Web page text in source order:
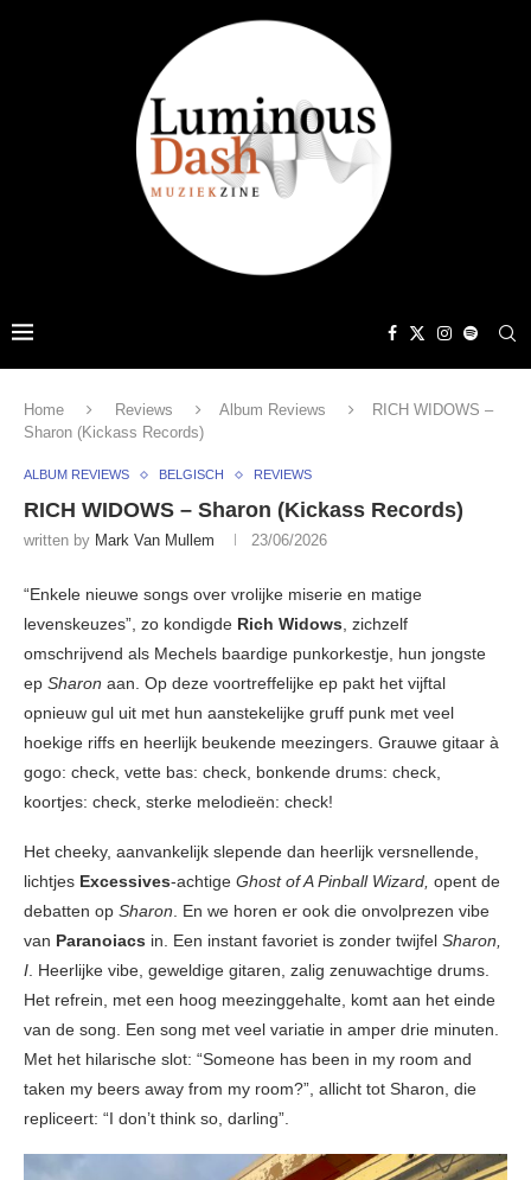
Home Reviews Album Reviews
RICH WIDOWS –
Sharon (Kickass Records)
ALBUM REVIEWS BELGISCH REVIEWS
RICH WIDOWS – Sharon (Kickass Records)
written by Mark Van Mullem 23/06/2026
“Enkele nieuwe songs over vrolijke miserie en matige
levenskeuzes”, zo kondigde Rich Widows, zichzelf
omschrijvend als Mechels baardige punkorkestje, hun jongste
ep Sharon aan. Op deze voortreffelijke ep pakt het vijftal
opnieuw gul uit met hun aanstekelijke gruff punk met veel
hoekige riffs en heerlijk beukende meezingers. Grauwe gitaar à
gogo: check, vette bas: check, bonkende drums: check,
koortjes: check, sterke melodieën: check!
Het cheeky, aanvankelijk slepende dan heerlijk versnellende,
lichtjes Excessives-achtige Ghost of A Pinball Wizard, opent de
debatten op Sharon. En we horen er ook die onvolprezen vibe
van Paranoiacs in. Een instant favoriet is zonder twijfel Sharon,
I. Heerlijke vibe, geweldige gitaren, zalig zenuwachtige drums.
Het refrein, met een hoog meezinggehalte, komt aan het einde
van de song. Een song met veel variatie in amper drie minuten.
Met het hilarische slot: “Someone has been in my room and
taken my beers away from my room?”, allicht tot Sharon, die
repliceert: “I don’t think so, darling”.